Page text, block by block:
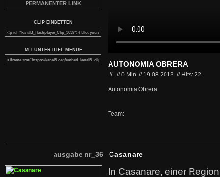
PERMANENTER LINK
CLIP EINBETTEN
MIT UNTERTITEL MENUE
AUTONOMIA OBRERA
// //0 Min // 19.08.2013 // Hits: 22
Autonomia Obrera
Team:
ausgabe nr_36 Casanare
In Casanare, einer